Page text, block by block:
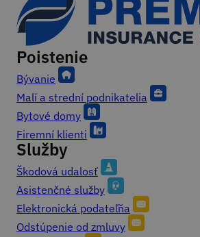
Footer
Poistenie
Bývanie
Malí a strední podnikatelia
Bytové domy
Firemní klienti
Služby
Škodová udalosť
Asistenčné služby
Elektronická podateľňa
Odstúpenie od zmluvy